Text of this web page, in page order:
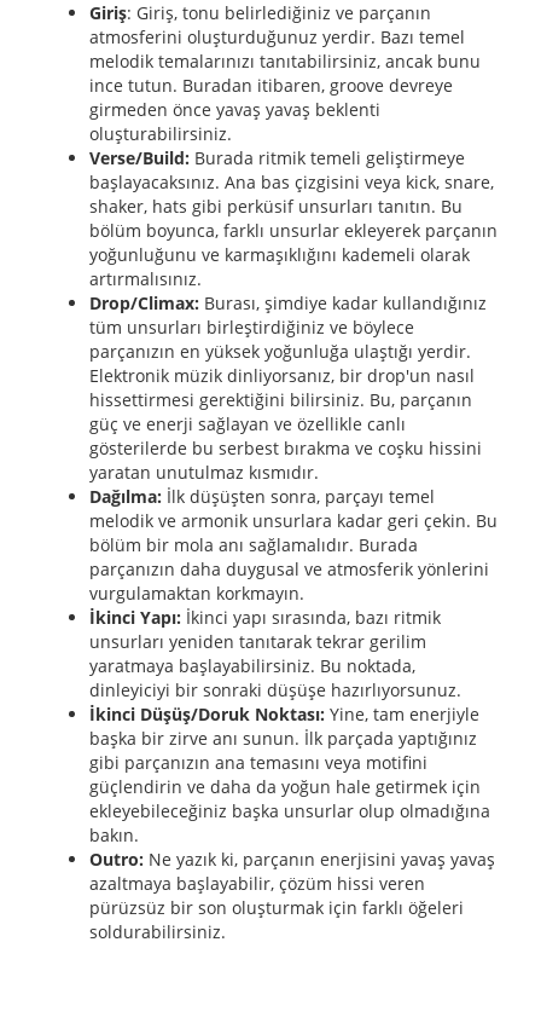
Giriş: Giriş, tonu belirlediğiniz ve parçanın
atmosferini oluşturduğunuz yerdir. Bazı temel
melodik temalarınızı tanıtabilirsiniz, ancak bunu
ince tutun. Buradan itibaren, groove devreye
girmeden önce yavaş yavaş beklenti
oluşturabilirsiniz.
Verse/Build: Burada ritmik temeli geliştirmeye
başlayacaksınız. Ana bas çizgisini veya kick, snare,
shaker, hats gibi perküsif unsurları tanıtın. Bu
bölüm boyunca, farklı unsurlar ekleyerek parçanın
yoğunluğunu ve karmaşıklığını kademeli olarak
artırmalısınız.
Drop/Climax: Burası, şimdiye kadar kullandığınız
tüm unsurları birleştirdiğiniz ve böylece
parçanızın en yüksek yoğunluğa ulaştığı yerdir.
Elektronik müzik dinliyorsanız, bir drop'un nasıl
hissettirmesi gerektiğini bilirsiniz. Bu, parçanın
güç ve enerji sağlayan ve özellikle canlı
gösterilerde bu serbest bırakma ve coşku hissini
yaratan unutulmaz kısmıdır.
Dağılma: İlk düşüşten sonra, parçayı temel
melodik ve armonik unsurlara kadar geri çekin. Bu
bölüm bir mola anı sağlamalıdır. Burada
parçanızın daha duygusal ve atmosferik yönlerini
vurgulamaktan korkmayın.
İkinci Yapı: İkinci yapı sırasında, bazı ritmik
unsurları yeniden tanıtarak tekrar gerilim
yaratmaya başlayabilirsiniz. Bu noktada,
dinleyiciyi bir sonraki düşüşe hazırlıyorsunuz.
İkinci Düşüş/Doruk Noktası: Yine, tam enerjiyle
başka bir zirve anı sunun. İlk parçada yaptığınız
gibi parçanızın ana temasını veya motifini
güçlendirin ve daha da yoğun hale getirmek için
ekleyebileceğiniz başka unsurlar olup olmadığına
bakın.
Outro: Ne yazık ki, parçanın enerjisini yavaş yavaş
azaltmaya başlayabilir, çözüm hissi veren
pürüzsüz bir son oluşturmak için farklı öğeleri
soldurabilirsiniz.